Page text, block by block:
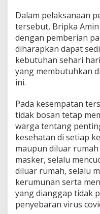
u
D
m
a
s
a
M
Dalam pelaksanaan
tersebut, Bripka
dengan pemberian
diharapkan dapat
kebutuhan sehari
yang membutuhkan
ini.
Pada kesempatan
tidak bosan tetap
warga tentang
kesehatan di setiap
maupun diluar
masker, selalu
diluar rumah, selalu
kerumunan serta
yang dianggap tidak
penyebaran virus